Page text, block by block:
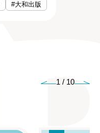
#大和出版
1 / 10